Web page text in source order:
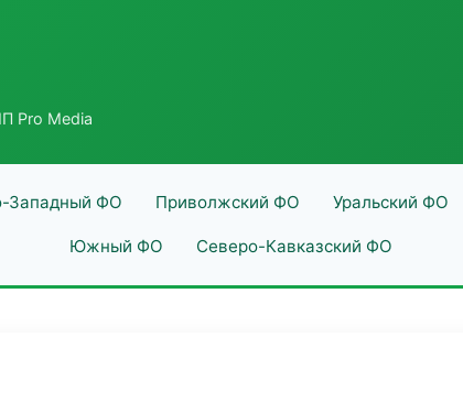
Pro Media
Западный ФО Приволжский ФО Уральский ФО
Южный ФО Северо-Кавказский ФО